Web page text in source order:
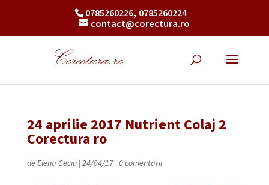
0785260226, 0785260224
contact@corectura.ro
24 aprilie 2017 Nutrient Colaj 2
Corectura ro
deElena Ceciu| 24/04/17| 0 comentarii